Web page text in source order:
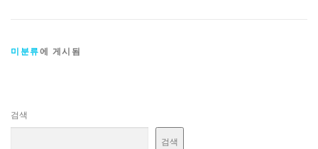
미분류에 게시됨
검색
검색